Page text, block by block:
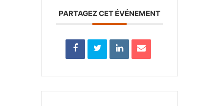
PARTAGEZ CET ÉVÉNEMENT